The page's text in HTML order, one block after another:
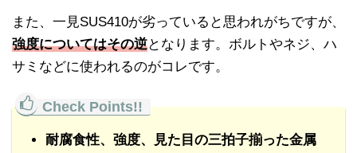
また、一見SUS410が劣っていると思われがちですが、
強度についてはその逆となります。ボルトやネジ、ハ
サミなどに使われるのがコレです。
耐腐食性、強度、見た目の三拍子揃った金属